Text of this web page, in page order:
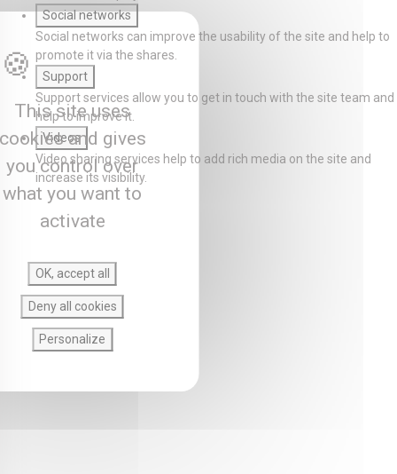
Social networks
Social networks can improve the usability of the site and help to
promote it via the shares.
Support
Support services allow you to get in touch with the site team and
help to improve it.
Videos
Video sharing services help to add rich media on the site and
increase its visibility.
This site uses
and gives
you control over
what you want to
activate
OK, accept all
Deny all cookies
Personalize